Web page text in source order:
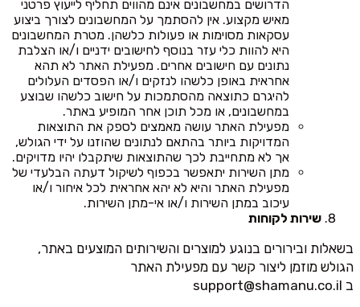
הדרושים במחשבונים אינם מהווים תחליף לייעוץ פרטני
מאיש מקצוע. אין להסתמך על המחשבונים לצורך ביצוע
עסקאות מסוימות או פעולות כלשהן. מטרת המחשבונים
היא להוות כלי עזר בנוסף לחישובים ידניים ו/או הצלבת
נתונים עם חישובים אחרים. מפעילת האתר לא תהא
אחראית באופן כלשהו לנזקים ו/או הפסדים העלולים
להיגרם כתוצאה מהסתמכות על חישוב כלשהו שבוצע
במחשבונים, או מכל תוכן אחר המופיע באתר.
מפעילת האתר עושה מאמצים לספק את התוצאות
המדויקות ביותר בהתאם לנתונים שהוזנו על ידי הגולש,
אך לא מתחייבת לכך שהתוצאות שיתקבלו יהיו מדויקים.
מתן השירות יתאפשר בכפוף לשיקול דעתה הבלעדי של
מפעילת האתר והיא לא יהא אחראית לכל איחור ו/או
עיכוב במתן השירות ו/או אי-מתן השירות.
שירות לקוחות
בשאלות ובירורים בנוגע למוצרים והשירותים המוצעים באתר,
הגולש מוזמן ליצור קשר עם מפעילת האתר
ב support@shamanu.co.il